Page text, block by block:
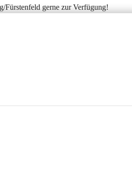
Fürstenfeld gerne zur Verfügung!